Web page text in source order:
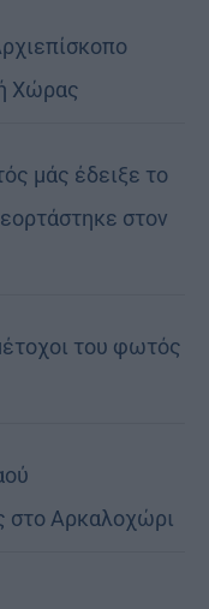
Χώρας
μάς έδειξε το
στον
του φωτός
Αρκαλοχώρι